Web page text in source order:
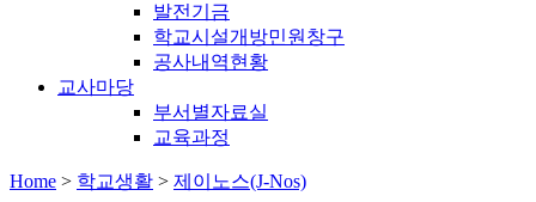
발전기금
학교시설개방민원창구
공사내역현황
교사마당
부서별자료실
교육과정
Home > 학교생활 > 제이노스(J-Nos)